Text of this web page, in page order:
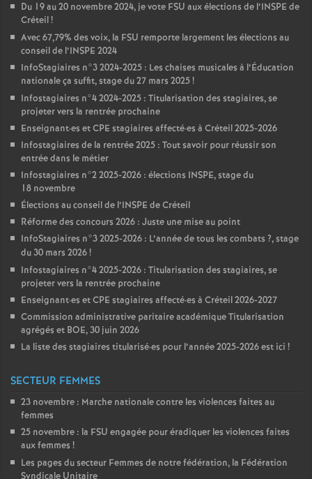
Du 19 au 20 novembre 2024, je vote FSU aux élections de l’INSPE de
Créteil!
Avec 67,79% des voix, la FSU remporte largement les élections au
conseil de l’INSPE 2024
InfoStagiaires n°3 2024-2025 : Les chaises musicales à l’Éducation
nationale ça suffit, stage du 27 mars 2025!
Infostagiaires n°4 2024-2025 : Titularisation des stagiaires, se
projeter vers la rentrée prochaine
Enseignant·es etCPE stagiaires affecté·es à Créteil 2025-2026
Infostagiaires de la rentrée 2025 : Tout savoir pour réussir son
entrée dans le métier
Infostagiaires n°2 2025-2026 : élections INSPE, stage du
18 novembre
Élections au conseil de l’INSPE de Créteil
Réforme des concours 2026 : Juste une mise au point
InfoStagiaires n°3 2025-2026 : L’année de tous les combats ?, stage
du 30 mars 2026!
Infostagiaires n°4 2025-2026 : Titularisation des stagiaires, se
projeter vers la rentrée prochaine
Enseignant·es etCPE stagiaires affecté·es à Créteil 2026-2027
Commission administrative paritaire académique Titularisation
agrégés et BOE, 30 juin 2026
La liste des stagiaires titularisé·es pour l’année 2025-2026 est ici !
SECTEUR FEMMES
23 novembre : Marche nationale contre les violences faites au
femmes
25 novembre : la FSU engagée pour éradiquer les violences faites
aux femmes !
Les pages du secteur Femmes de notre fédération, la Fédération